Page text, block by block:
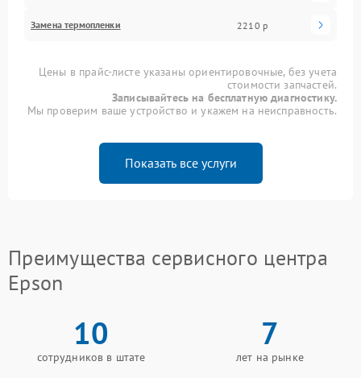
Замена термопленки 2210 р
Цены в прайс-листе указаны ориентировочные, без учета
стоимости запчастей.
Записывайтесь на бесплатную диагностику.
Мы проверим ваше устройство и укажем на неисправность.
Показать все услуги
Преимущества сервисного центра
Epson
10
сотрудников в штате
7
лет на рынке